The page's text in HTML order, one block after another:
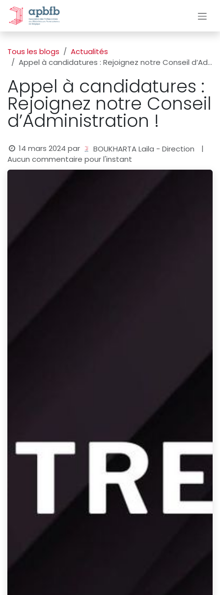
Se rendre au contenu
Tous les blogs
Actualités
Appel à candidatures : Rejoignez notre Conseil d’Administration !
Appel à candidatures :
Rejoignez notre Conseil
d’Administration !
14 mars 2024 par BOUKHARTA Laila - Direction
|
Aucun commentaire pour l'instant